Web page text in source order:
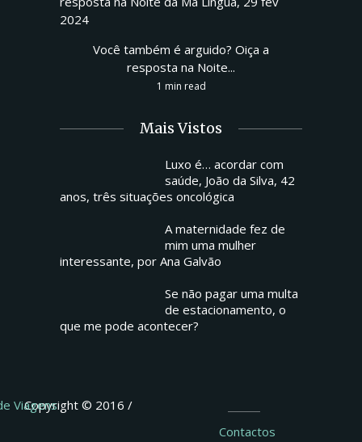
Você também é arguido? Oiça a
resposta na Noite...
1 min read
Mais Vistos
Luxo é… acordar com
saúde, João da Silva, 42
anos, três situações oncológica
A maternidade fez de
mim uma mulher
interessante, por Ana Galvão
Se não pagar uma multa
de estacionamento, o
que me pode acontecer?
Copyright © 2016 /
Viagens
Contactos